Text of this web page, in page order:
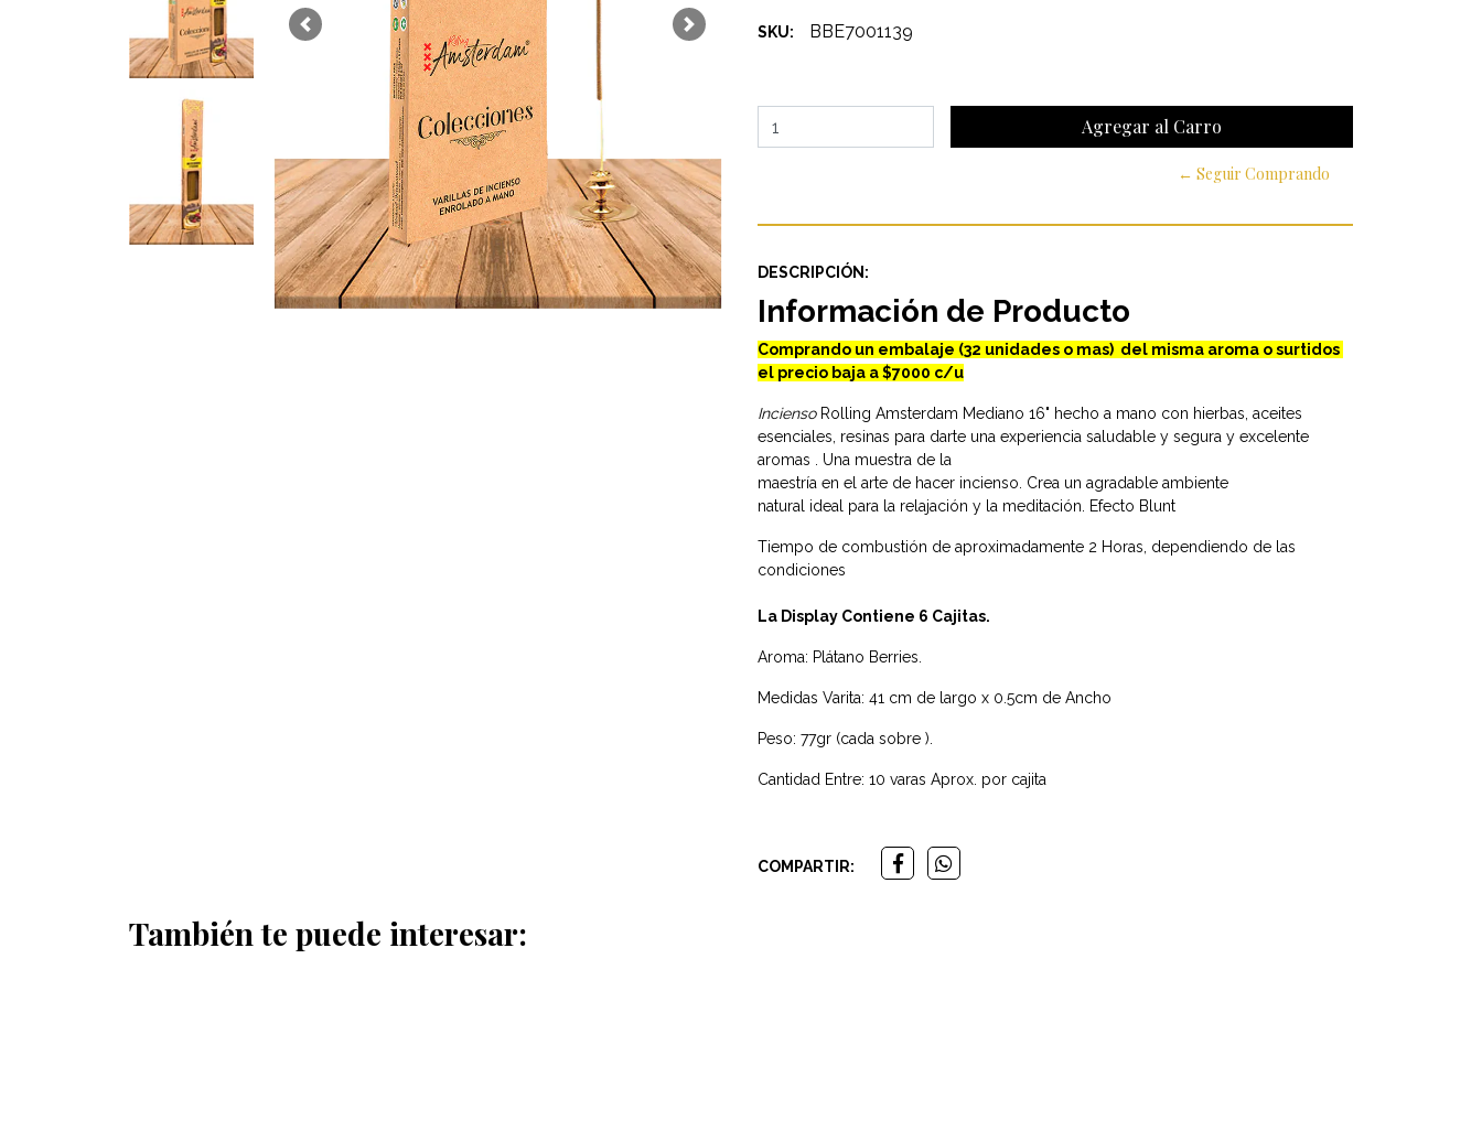
Previous Next SKU: BBE7001139
← Seguir Comprando
DESCRIPCIÓN:
Información de Producto
Comprando un embalaje (32 unidades o mas) del misma aroma o surtidos
el precio baja a $7000 c/u
InciensoRolling Amsterdam Mediano 16" hecho a mano con hierbas, aceites
esenciales, resinas para darte una experiencia saludable y segura y excelente
aromas . Una muestra de la
maestría en el arte de hacer incienso. Crea un agradable ambiente
natural ideal para la relajación y la meditación. Efecto Blunt
Tiempo de combustión de aproximadamente 2 Horas, dependiendo de las
condiciones
La Display Contiene 6 Cajitas.
Aroma: Plátano Berries.
Medidas Varita: 41 cm de largo x 0.5cm de Ancho
Peso: 77gr (cada sobre ).
Cantidad Entre: 10 varas Aprox. por cajita
COMPARTIR:
También te puede interesar: